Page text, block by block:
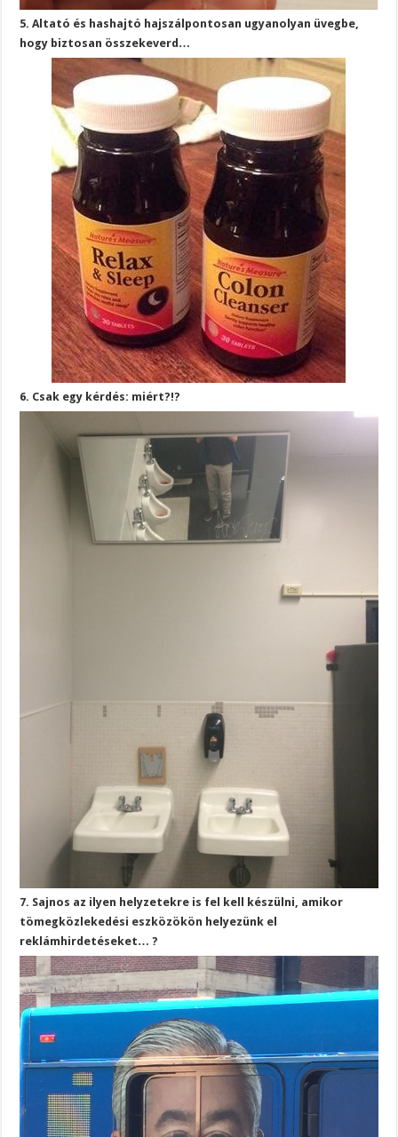
5. Altató és hashajtó hajszálpontosan ugyanolyan üvegbe,
hogy biztosan összekeverd…
6. Csak egy kérdés: miért?!?
7. Sajnos az ilyen helyzetekre is fel kell készülni, amikor
tömegközlekedési eszközökön helyezünk el
reklámhirdetéseket… ?